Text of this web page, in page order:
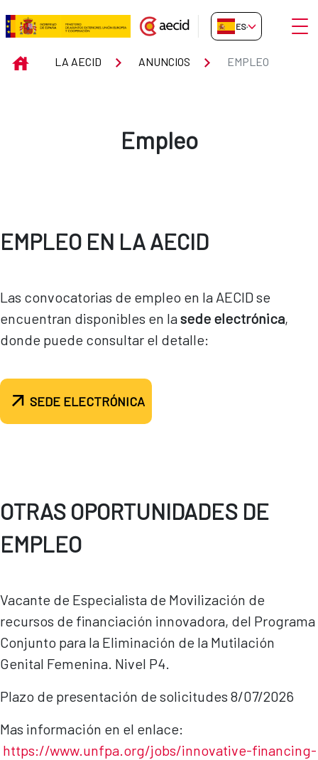
Saltar al contenido principal
Empleo
ES-ES Abrir
INICIOLA AECID ANUNCIOS EMPLEO
Empleo
EMPLEO EN LA AECID
Las convocatorias de empleo en la AECID se
encuentran disponibles en lasede electrónica,
donde puede consultar el detalle:
SEDE ELECTRÓNICA
OTRAS OPORTUNIDADES DE
EMPLEO
Vacante de Especialista de Movilización de
recursos de financiación innovadora, del Programa
Conjunto para la Eliminación de la Mutilación
Genital Femenina. Nivel P4.
Plazo de presentación de solicitudes 8/07/2026
Mas información en el enlace:
https://www.unfpa.org/jobs/innovative-financing-